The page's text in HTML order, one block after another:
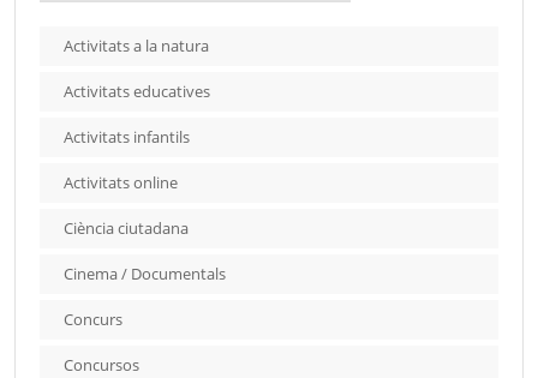
Activitats a la natura
Activitats educatives
Activitats infantils
Activitats online
Ciència ciutadana
Cinema / Documentals
Concurs
Concursos